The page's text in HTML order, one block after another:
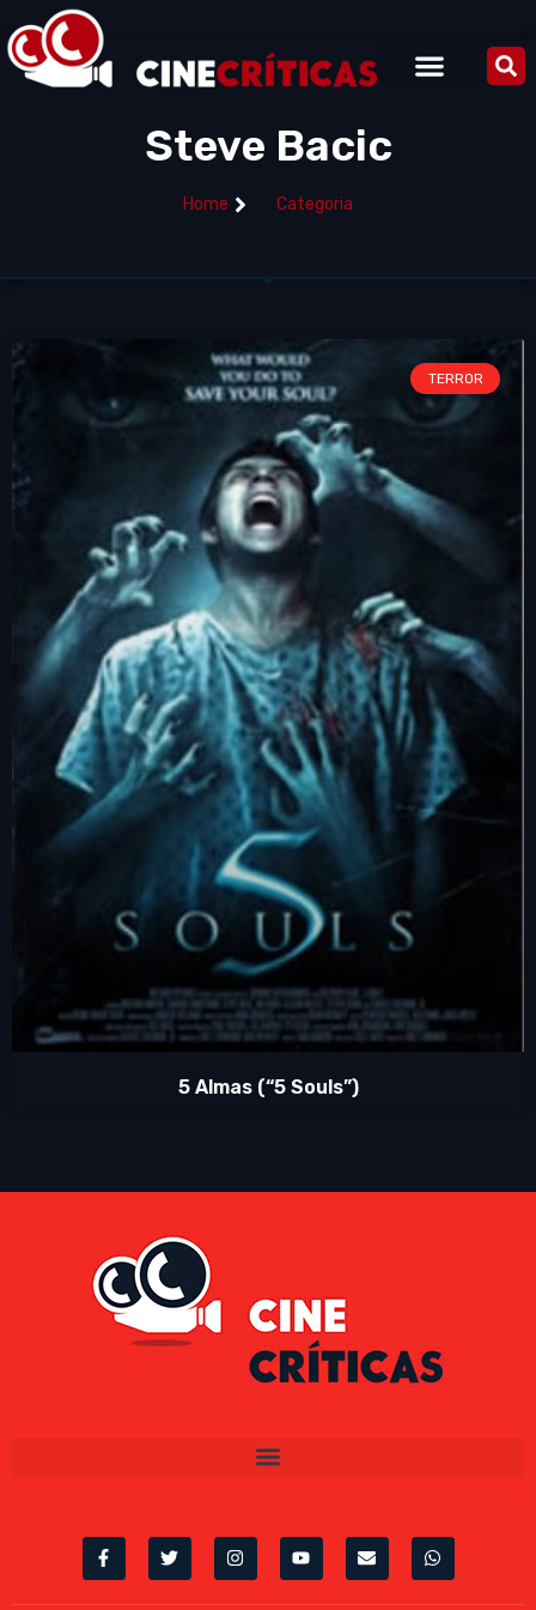
Steve Bacic
Home Categoria
TERROR
5 Almas (“5 Souls”)